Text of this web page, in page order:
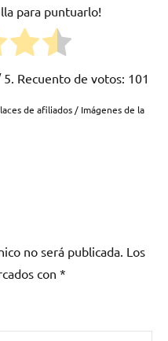
para puntuarlo!
5. Recuento de votos: 101
de afiliados / Imágenes de la
no será publicada. Los
con *